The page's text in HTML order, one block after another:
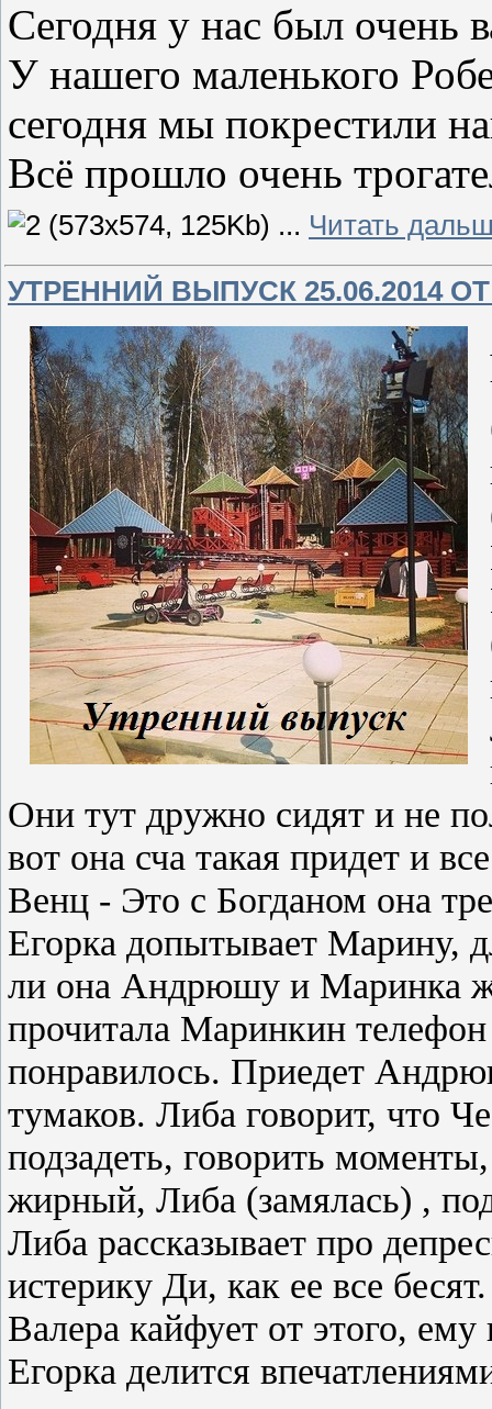
Сегодня у нас был очень
У нашего маленького
сегодня мы покрестили
Всё прошло очень
... Читать
УТРЕННИЙ ВЫПУСК 25.06.2014 ОТ
Они тут дружно сидят и не
вот она сча такая придет и
Венц - Это с Богданом она
Егорка допытывает Марину,
ли она Андрюшу и Маринка
прочитала Маринкин
понравилось. Приедет
тумаков. Либа говорит, что
подзадеть, говорить
жирный, Либа (замялась) ,
Либа рассказывает про
истерику Ди, как ее все
Валера кайфует от этого, ему
Егорка делится